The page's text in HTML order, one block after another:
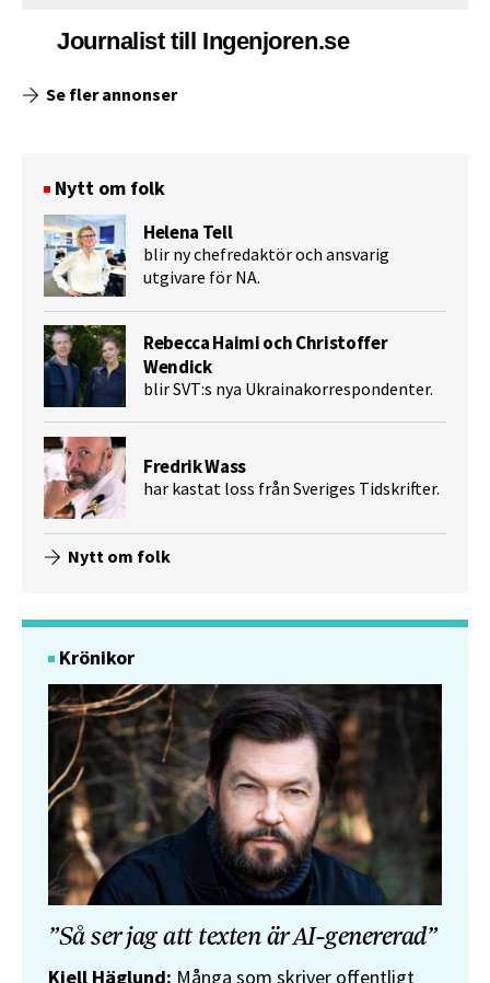
Journalist till Ingenjoren.se
Se fler annonser
Nytt om folk
Helena Tell
blir ny chefredaktör och ansvarig
utgivare för NA.
Rebecca Haimi och Christoffer
Wendick
blir SVT:s nya Ukrainakorrespondenter.
Fredrik Wass
har kastat loss från Sveriges Tidskrifter.
Nytt om folk
Krönikor
”Så ser jag att texten är AI-genererad”
Kjell Häglund: Många som skriver offentligt